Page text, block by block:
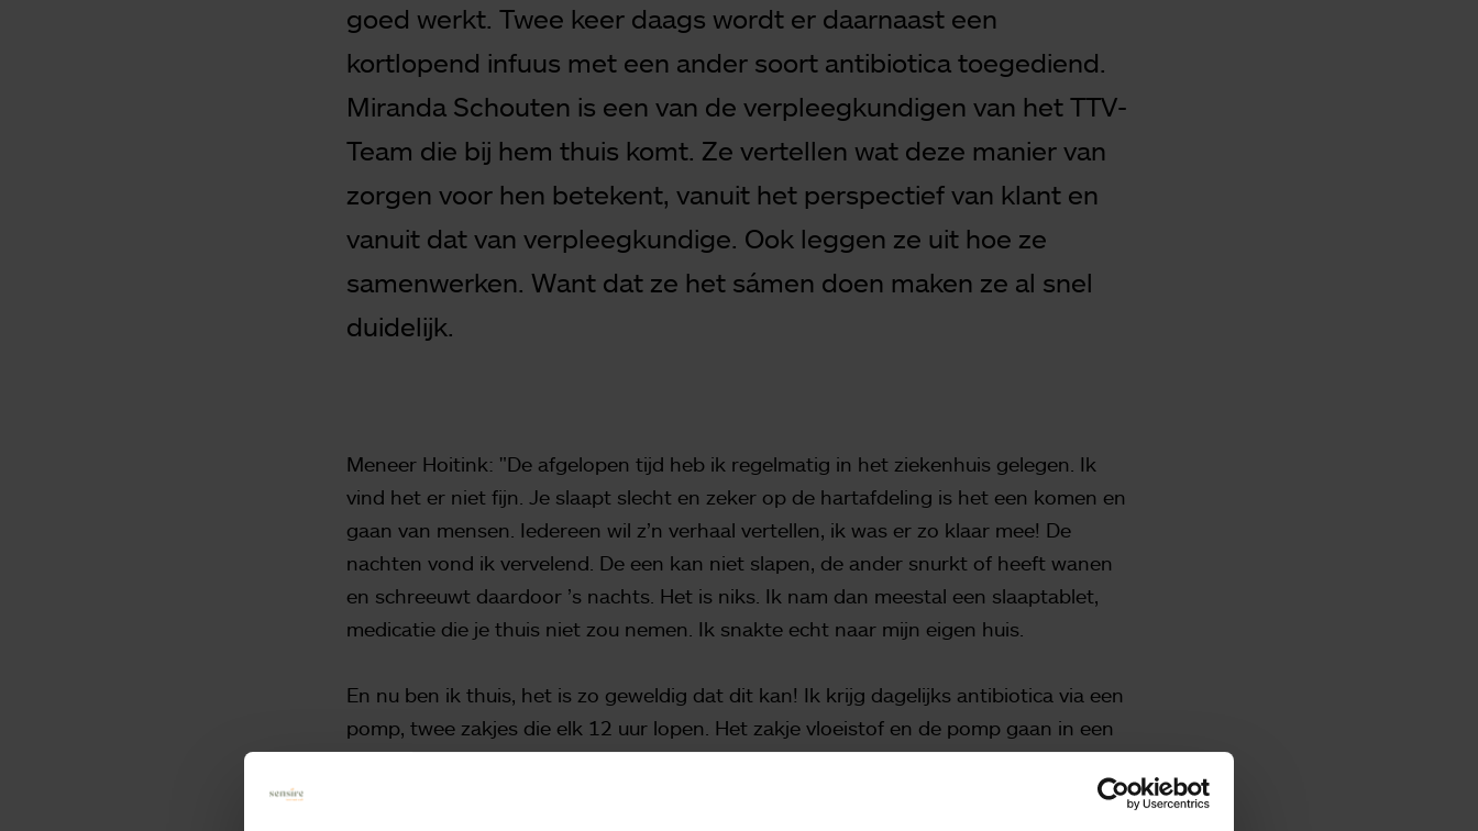
goed werkt. Twee keer daags wordt er daarnaast een
kortlopend infuus met een ander soort antibiotica toegediend.
Miranda Schouten is een van de verpleegkundigen van het TTV-
Team die bij hem thuis komt. Ze vertellen wat deze manier van
zorgen voor hen betekent, vanuit het perspectief van klant en
vanuit dat van verpleegkundige. Ook leggen ze uit hoe ze
samenwerken. Want dat ze het sámen doen maken ze al snel
duidelijk.
Meneer Hoitink: "De afgelopen tijd heb ik regelmatig in het ziekenhuis gelegen. Ik
vind het er niet fijn. Je slaapt slecht en zeker op de hartafdeling is het een komen en
gaan van mensen. Iedereen wil z’n verhaal vertellen, ik was er zo klaar mee! De
nachten vond ik vervelend. De een kan niet slapen, de ander snurkt of heeft wanen
en schreeuwt daardoor ’s nachts. Het is niks. Ik nam dan meestal een slaaptablet,
medicatie die je thuis niet zou nemen. Ik snakte echt naar mijn eigen huis.
En nu ben ik thuis, het is zo geweldig dat dit kan! Ik krijg dagelijks antibiotica via een
pomp, twee zakjes die elk 12 uur lopen. Het zakje vloeistof en de pomp gaan in een
overdag helemaal vrij. Ik fiets met dit ding, ik ga met de auto, ik kan mijn vrouw weer